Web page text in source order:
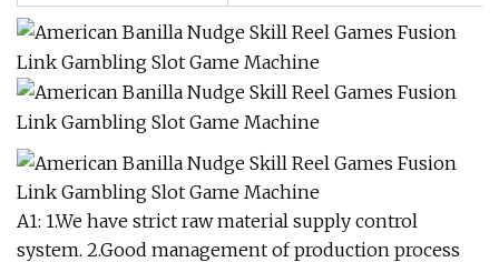
A1: 1.We have strict raw material supply control
system. 2.Good management of production process